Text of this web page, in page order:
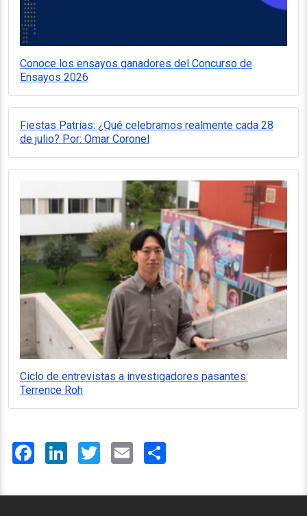
Conoce los ensayos ganadores del Concurso de
Ensayos 2026
Fiestas Patrias: ¿Qué celebramos realmente cada 28
de julio? Por: Omar Coronel
Ciclo de entrevistas a investigadores pasantes:
Terrence Roh
FacebookLinkedInTwitter Email